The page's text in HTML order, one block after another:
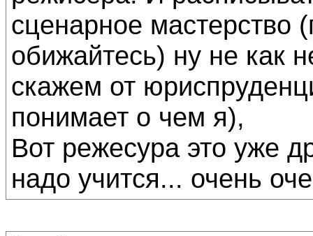
сценарное мастерство
обижайтесь) ну не как
скажем от
понимает о чем я),
Вот режесура это уже
надо учится... очень